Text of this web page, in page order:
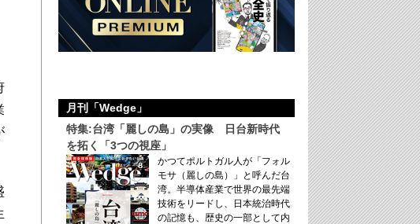
月刊「Wedge」
特集:台湾「麗しの島」の実像 日台新時代
を拓く「3つの視座」
かつてポルトガル人が「フォル
モサ（麗しの島）」と呼んだ台
湾。半導体産業で世界の最先端
技術をリードし、日本統治時代
の記憶も、歴史の一部として内